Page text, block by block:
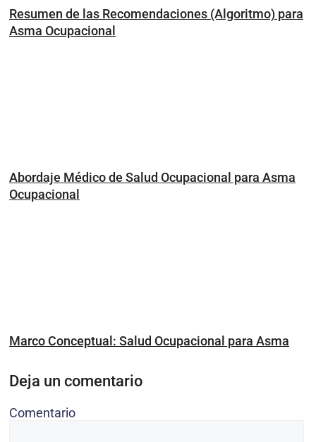
Resumen de las Recomendaciones (Algoritmo) para
Asma Ocupacional
Abordaje Médico de Salud Ocupacional para Asma
Ocupacional
Marco Conceptual: Salud Ocupacional para Asma
Deja un comentario
Comentario